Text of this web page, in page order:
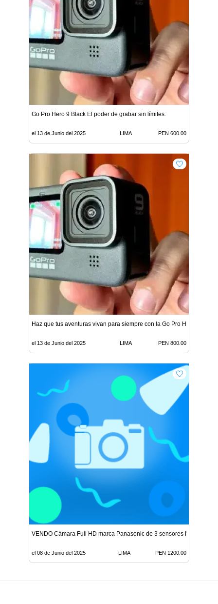
Go Pro Hero 9 Black El poder de grabar sin límites.
el 13 de Junio del 2025 LIMA PEN 600.00
Haz que tus aventuras vivan para siempre con la Go Pro Hero 9 Black.
el 13 de Junio del 2025 LIMA PEN 800.00
VENDO Cámara Full HD marca Panasonic de 3 sensores MOS
el 08 de Junio del 2025 LIMA PEN 1200.00